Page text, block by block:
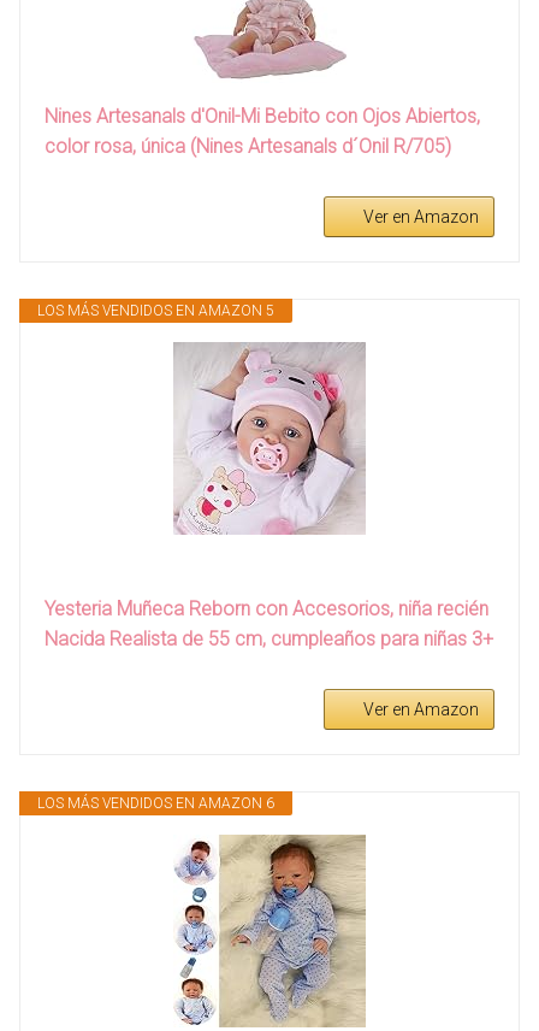
Nines Artesanals d'Onil-Mi Bebito con Ojos Abiertos,
color rosa, única (Nines Artesanals d´Onil R/705)
Ver en Amazon
LOS MÁS VENDIDOS EN AMAZON 5
Yesteria Muñeca Reborn con Accesorios, niña recién
Nacida Realista de 55 cm, cumpleaños para niñas 3+
Ver en Amazon
LOS MÁS VENDIDOS EN AMAZON 6